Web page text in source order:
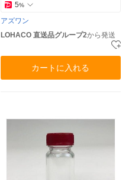
5%
アズワン
LOHACO 直送品グループ2から発送
カートに入れる